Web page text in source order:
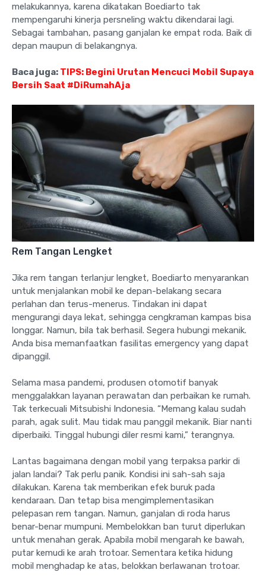
melakukannya, karena dikatakan Boediarto tak
mempengaruhi kinerja persneling waktu dikendarai lagi.
Sebagai tambahan, pasang ganjalan ke empat roda. Baik di
depan maupun di belakangnya.
Baca juga: TIPS: Begini Urutan Mencuci Mobil Supaya
Bersih Saat #DiRumahAja
Rem Tangan Lengket
Jika rem tangan terlanjur lengket, Boediarto menyarankan
untuk menjalankan mobil ke depan-belakang secara
perlahan dan terus-menerus. Tindakan ini dapat
mengurangi daya lekat, sehingga cengkraman kampas bisa
longgar. Namun, bila tak berhasil. Segera hubungi mekanik.
Anda bisa memanfaatkan fasilitas emergency yang dapat
dipanggil.
Selama masa pandemi, produsen otomotif banyak
menggalakkan layanan perawatan dan perbaikan ke rumah.
Tak terkecuali Mitsubishi Indonesia. “Memang kalau sudah
parah, agak sulit. Mau tidak mau panggil mekanik. Biar nanti
diperbaiki. Tinggal hubungi diler resmi kami,” terangnya.
Lantas bagaimana dengan mobil yang terpaksa parkir di
jalan landai? Tak perlu panik. Kondisi ini sah-sah saja
dilakukan. Karena tak memberikan efek buruk pada
kendaraan. Dan tetap bisa mengimplementasikan
pelepasan rem tangan. Namun, ganjalan di roda harus
benar-benar mumpuni. Membelokkan ban turut diperlukan
untuk menahan gerak. Apabila mobil mengarah ke bawah,
putar kemudi ke arah trotoar. Sementara ketika hidung
mobil menghadap ke atas, belokkan berlawanan trotoar.